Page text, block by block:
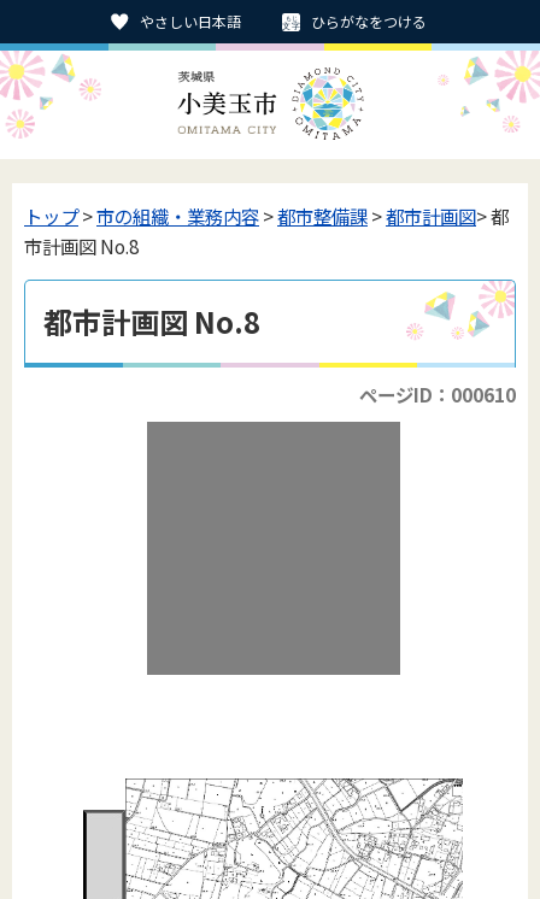
やさしい日本語 ひらがなをつける
トップ>市の組織・業務内容>都市整備課>都市計画図> 都
市計画図 No.8
都市計画図 No.8
ページID：000610